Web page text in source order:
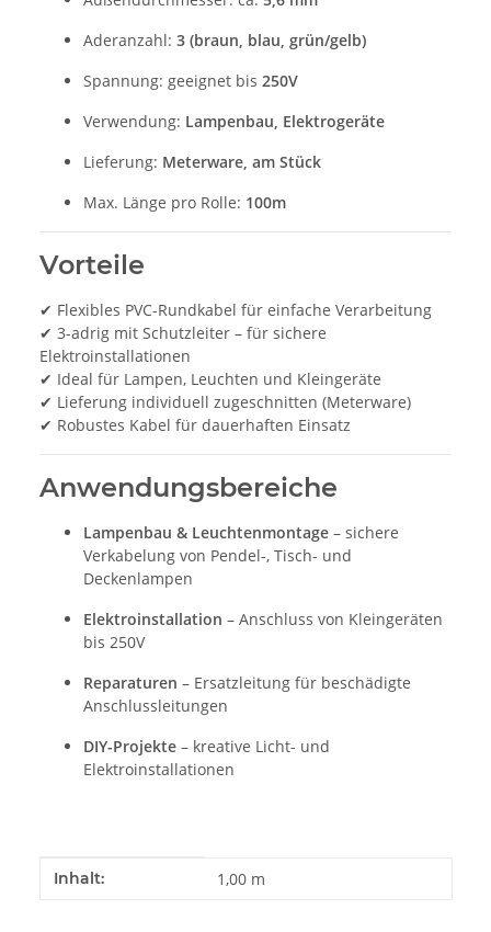
Aderanzahl: 3 (braun, blau, grün/gelb)
Spannung: geeignet bis 250V
Verwendung: Lampenbau, Elektrogeräte
Lieferung: Meterware, am Stück
Max. Länge pro Rolle: 100m
Vorteile
✔ Flexibles PVC-Rundkabel für einfache Verarbeitung
✔ 3-adrig mit Schutzleiter – für sichere
Elektroinstallationen
✔ Ideal für Lampen, Leuchten und Kleingeräte
✔ Lieferung individuell zugeschnitten (Meterware)
✔ Robustes Kabel für dauerhaften Einsatz
Anwendungsbereiche
Lampenbau & Leuchtenmontage – sichere
Verkabelung von Pendel-, Tisch- und
Deckenlampen
Elektroinstallation – Anschluss von Kleingeräten
bis 250V
Reparaturen – Ersatzleitung für beschädigte
Anschlussleitungen
DIY-Projekte – kreative Licht- und
Elektroinstallationen
Produkteigenschaft
Wert
Inhalt: 1,00 m